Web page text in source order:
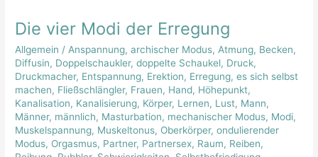
Die vier Modi der Erregung
Allgemein / Anspannung,archischer Modus, Atmung, Becken,
Diffusin, Doppelschaukler,doppelte Schaukel, Druck,
Druckmacher, Entspannung, Erektion, Erregung,es sich selbst
machen, Fließschlängler, Frauen, Hand, Höhepunkt,
Kanalisation, Kanalisierung, Körper, Lernen, Lust, Mann,
Männer, männlich, Masturbation, mechanischer Modus, Modi,
Muskelspannung, Muskeltonus, Oberkörper,ondulierender
Modus, Orgasmus, Partner, Partnersex, Raum, Reiben,
Die
Modi
der
Erregung